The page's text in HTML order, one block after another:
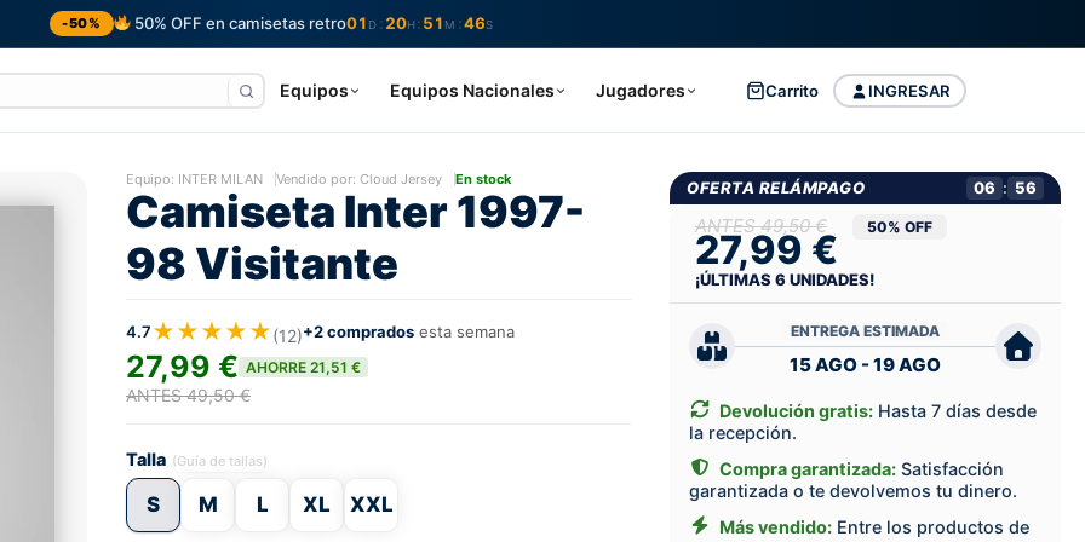
-50% 50% OFF en camisetas retro01 D : 20H : 51 M :45S
Equipos Equipos Nacionales Jugadores INGRESAR
Carrito
Equipo: INTER MILAN Vendido por: Cloud Jersey En stock
Camiseta Inter 1997-
98 Visitante
4.7★★★★★(12)+2 comprados esta semana
27,99 € AHORRE 21,51 €
ANTES 49,50 €
Talla (Guía de tallas)
S M L XL XXL
OFERTA RELÁMPAGO 06 : 55
49,50 €
27,99 € 50% OFF
¡ÚLTIMAS6 UNIDADES!
ENTREGA ESTIMADA
15 AGO - 19 AGO
Devolución gratis: Hasta 7 días desde
la recepción.
Compra garantizada: Satisfacción
garantizada o te devolvemos tu dinero.
Más vendido: Entre los productos de